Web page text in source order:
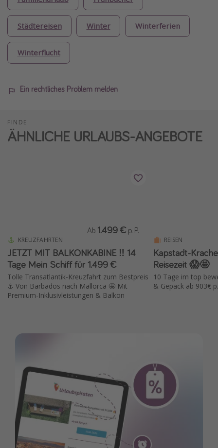
Städtereisen Winter Winterferien
Winterflucht
Ein rechtliches Problem melden
FINDE
ÄHNLICHE URLAUBS-ANGEBOTE
KREUZFAHRTEN
JETZT MIT BALKONKABINE ‼️ 14
Tage Mein Schiff für 1.499 €
Tolle Transatlantik-Kreuzfahrt zum Bestpreis
⚓️ Von Barbados nach Mallorca 🤩 Mit
Premium-Inklusivleistungen & Balkon
Ab 1.499 € p. P.
REISEN
Kapstadt-
Reisezeit 😱🤩
10 Tage im top
& Gepäck ab 903€